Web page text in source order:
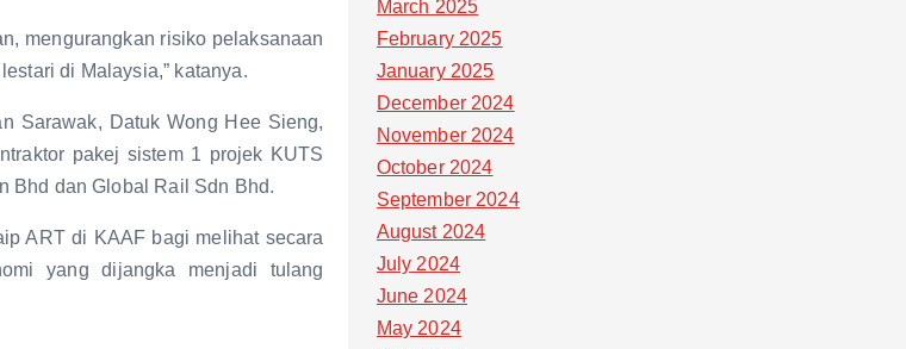
mengurangkan risiko pelaksanaan
di Malaysia,” katanya.
Sarawak, Datuk Wong Hee Sieng,
pakej sistem 1 projek KUTS
Bhd dan Global Rail Sdn Bhd.
ART di KAAF bagi melihat secara
yang dijangka menjadi tulang
March 2025
February 2025
January 2025
December 2024
November 2024
October 2024
September 2024
August 2024
July 2024
June 2024
May 2024